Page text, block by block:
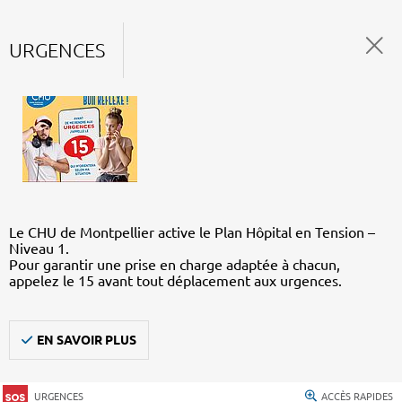
URGENCES
Le CHU de Montpellier active le Plan Hôpital en Tension –
Niveau 1.
Pour garantir une prise en charge adaptée à chacun,
appelez le 15 avant tout déplacement aux urgences.
EN SAVOIR PLUS
URGENCES ACCÈS RAPIDES